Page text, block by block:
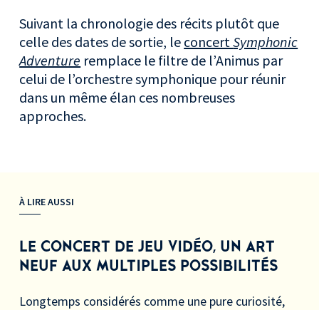
Suivant la chronologie des récits plutôt que
celle des dates de sortie, le concertSymphonic
Adventure remplace le filtre de l’Animus par
celui de l’orchestre symphonique pour réunir
dans un même élan ces nombreuses
approches.
À LIRE AUSSI
LE CONCERT DE JEU VIDÉO, UN ART
NEUF AUX MULTIPLES POSSIBILITÉS
Longtemps considérés comme une pure curiosité,